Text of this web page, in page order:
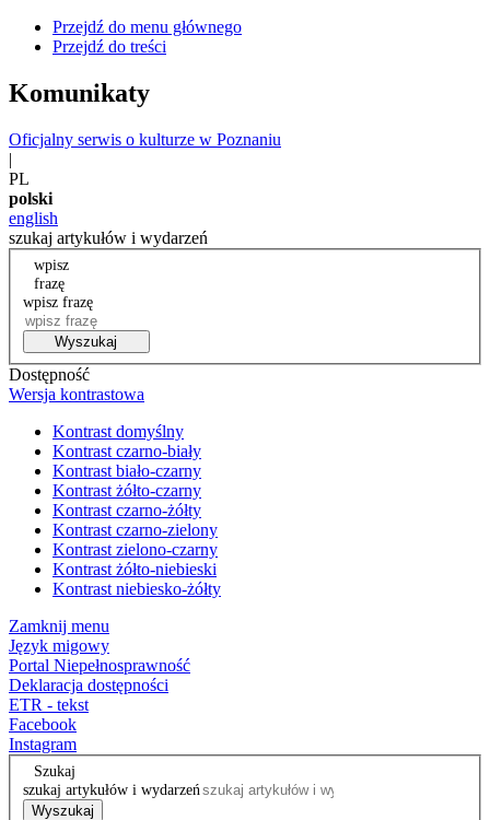
Przejdź do menu głównego
Przejdź do treści
Komunikaty
Oficjalny serwis o kulturze w Poznaniu
|
PL
polski
english
szukaj artykułów i wydarzeń
wpisz
frazę
wpisz frazę
Wyszukaj
Dostępność
Wersja kontrastowa
Kontrast domyślny
Kontrast czarno-biały
Kontrast biało-czarny
Kontrast żółto-czarny
Kontrast czarno-żółty
Kontrast czarno-zielony
Kontrast zielono-czarny
Kontrast żółto-niebieski
Kontrast niebiesko-żółty
Zamknij menu
Język migowy
Portal Niepełnosprawność
Deklaracja dostępności
ETR - tekst
Facebook
Instagram
Szukaj
szukaj artykułów i wydarzeń
Wyszukaj